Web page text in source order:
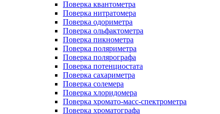
Поверка квантометра
Поверка нитратомера
Поверка одориметра
Поверка ольфактометра
Поверка пикнометра
Поверка поляриметра
Поверка полярографа
Поверка потенциостата
Поверка сахариметра
Поверка солемера
Поверка хлоридомера
Поверка хромато-масс-спектрометра
Поверка хроматографа